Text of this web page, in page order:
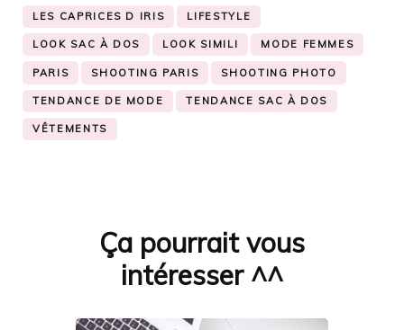
LES CAPRICES D IRIS LIFESTYLE
LOOK SAC À DOS LOOK SIMILI MODE FEMMES
PARIS SHOOTING PARIS SHOOTING PHOTO
TENDANCE DE MODE TENDANCE SAC À DOS
VÊTEMENTS
Ça pourrait vous
intéresser ^^